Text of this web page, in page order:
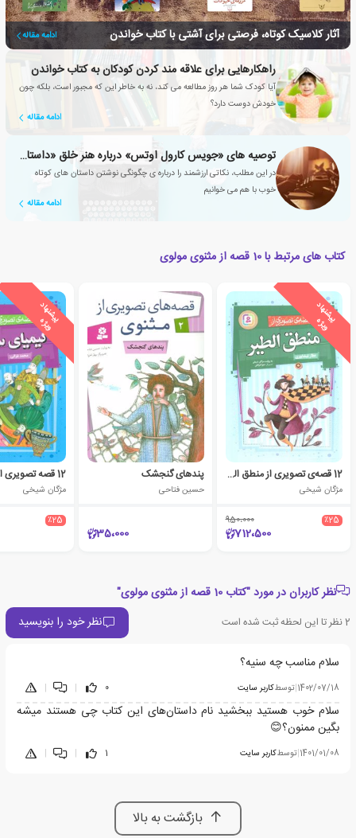
آثار کلاسیک کوتاه، فرصتی برای آشتی با کتاب خواندن ادامه مقاله
راهکارهایی برای علاقه مند کردن کودکان به کتاب خواندن
آیا کودک شما هر روز مطالعه می کند، نه به خاطر این که مجبور است، بلکه چون
خودش دوست دارد؟
ادامه مقاله
توصیه های «جویس کارول اوتس» درباره هنر خلق «داستان کوتاه»
در این مطلب، نکاتی ارزشمند را درباره ی چگونگی نوشتن داستان های کوتاه
خوب با هم می خوانیم
ادامه مقاله
کتاب های مرتبط با 10 قصه از مثنوی مولوی
پ
ی
ش
ن
ه
ا
د
و
ی
ژ
ه
12 قصه‌ی تصویری از منطق الطیر
مژگان شیخی
٪25 950،000
712،500
پندهای گنجشک
حسین فتاحی
35،000
پ
ی
ش
ن
ه
ا
د
و
ی
ژ
ه
مژگان شیخی
٪25
نظر کاربران در مورد "کتاب 10 قصه از مثنوی مولوی"
2نظر تا این لحظه ثبت شده است نظر خود را بنویسید
سلام مناسب چه سنیه؟
1402/07/18
|توسطکاربر سایت 0
|
|
سلام خوب هستید ببخشید نام داستان‌های این کتاب چی هستند میشه
بگین ممنون؟😊
1401/01/08
|توسطکاربر سایت 1
|
|
بازگشت به بالا